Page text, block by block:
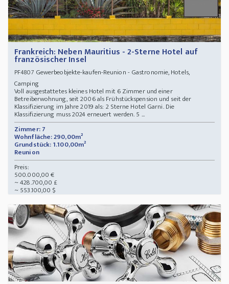
Frankreich: Neben Mauritius - 2-Sterne Hotel auf
französischer Insel
PF4807 Gewerbeobjekte-kaufen-Reunion - Gastronomie, Hotels,
Camping
Voll ausgestattetes kleines Hotel mit 6 Zimmer und einer
Betreiberwohnung, seit 2006 als Frühstückspension und seit der
Klassifizierung im Jahre 2019 als: 2 Sterne Hotel Garni. Die
Klassifizierung muss 2024 erneuert werden. 5 ...
Zimmer: 7
Wohnfläche: 290,00m²
Grundstück: 1.100,00m²
Reunion
Preis:
500.000,00 €
~ 428.700,00 £
~ 553.100,00 $